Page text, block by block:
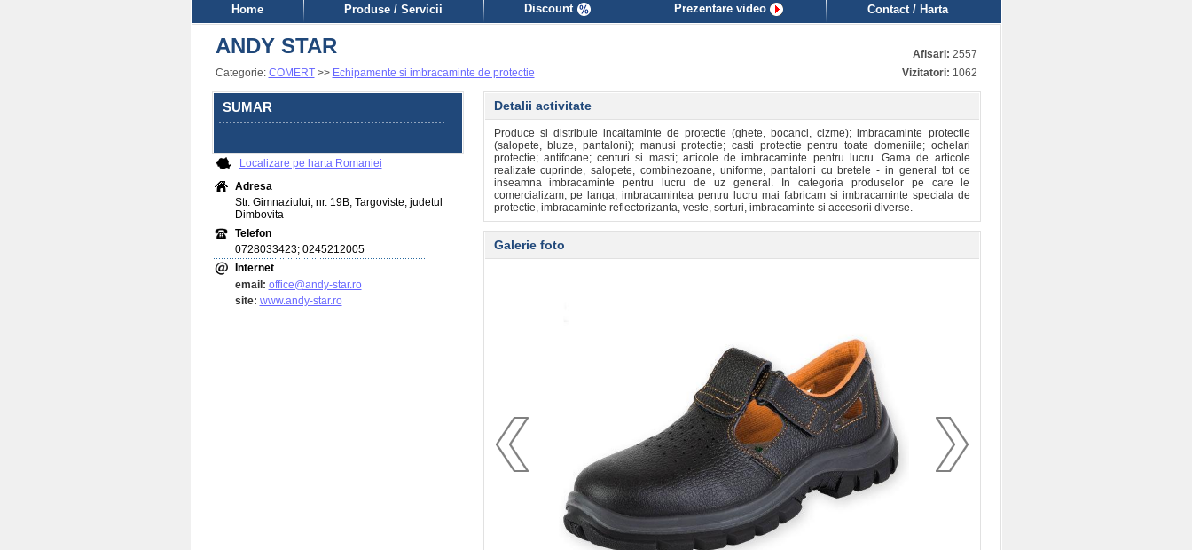
Home Produse / Servicii Discount Prezentare video Contact / Harta
ANDY STAR Afisari: 2557
Categorie: COMERT>> Echipamente si imbracaminte de protectie Vizitatori: 1062
SUMAR
Localizare pe harta Romaniei
Adresa
Str. Gimnaziului, nr. 19B, Targoviste, judetul
Dimbovita
Telefon
0728033423; 0245212005
Internet
email: office@andy-star.ro
site: www.andy-star.ro
Detalii activitate
Produce si distribuie incaltaminte de protectie (ghete, bocanci, cizme); imbracaminte protectie
(salopete, bluze, pantaloni); manusi protectie; casti protectie pentru toate domeniile; ochelari
protectie; antifoane; centuri si masti; articole de imbracaminte pentru lucru. Gama de articole
realizate cuprinde, salopete, combinezoane, uniforme, pantaloni cu bretele - in general tot ce
inseamna imbracaminte pentru lucru de uz general. In categoria produselor pe care le
comercializam, pe langa, imbracamintea pentru lucru mai fabricam si imbracaminte speciala de
protectie, imbracaminte reflectorizanta, veste, sorturi, imbracaminte si accesorii diverse.
Galerie foto